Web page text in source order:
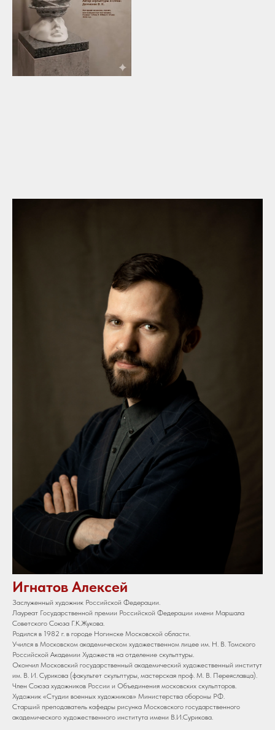
Игнатов Алексей
Заслуженный художник Российской Федерации.
Лауреат Государственной премии Российской Федерации имени Маршала
Советского Союза Г.К.Жукова.
Родился в 1982 г. в городе Ногинске Московской области.
Учился в Московском академическом художественном лицее им. Н. В. Томского
Российской Академии Художеств на отделение скульптуры.
Окончил Московский государственный академический художественный институт
им. В. И. Сурикова (факультет скульптуры, мастерская проф. М. В. Переяславца).
Член Союза художников России и Объединения московских скульпторов.
Художник «Студии военных художников» Министерства обороны РФ.
Старший преподаватель кафедры рисунка Московского государственного
академического художественного института имени В.И.Сурикова.